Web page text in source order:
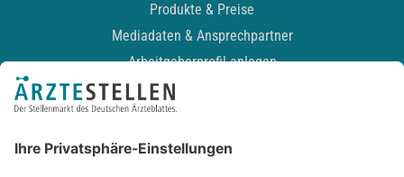
Produkte & Preise
Mediadaten & Ansprechpartner
Arbeitgeberprofil anlegen
Recruiting-Podcast